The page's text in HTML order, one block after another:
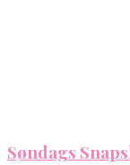
Søndags